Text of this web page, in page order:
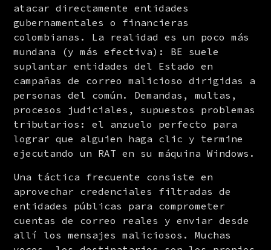
atacar directamente entidades
gubernamentales o financieras
colombianas. La realidad es un poco más
mundana (y más efectiva): BE suele
suplantar entidades del Estado en
campañas de correo malicioso dirigidas a
personas del común. Demandas, multas,
procesos judiciales, supuestos problemas
tributarios: el anzuelo perfecto para
lograr que alguien haga clic y termine
ejecutando un RAT en su máquina Windows.
Una táctica frecuente consiste en
aprovechar credenciales filtradas de
entidades públicas para comprometer
cuentas de correo reales y enviar desde
allí los mensajes maliciosos. Muchas